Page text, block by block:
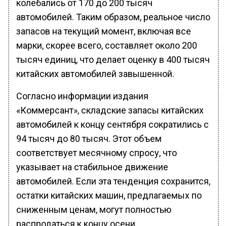
колебались от 170 до 200 тысяч
автомобилей. Таким образом, реальное число
запасов на текущий момент, включая все
марки, скорее всего, составляет около 200
тысяч единиц, что делает оценку в 400 тысяч
китайских автомобилей завышенной.
Согласно информации издания
«Коммерсант», складские запасы китайских
автомобилей к концу сентября сократились с
94 тысяч до 80 тысяч. Этот объем
соответствует месячному спросу, что
указывает на стабильное движение
автомобилей. Если эта тенденция сохранится,
остатки китайских машин, предлагаемых по
сниженным ценам, могут полностью
распродаться к концу осени.